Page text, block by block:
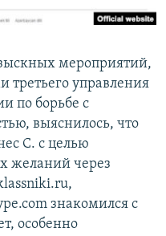
мероприятий,
третьего управления
по борьбе с
выяснилось, что
С. с целью
желаний через
знакомился с
особенно